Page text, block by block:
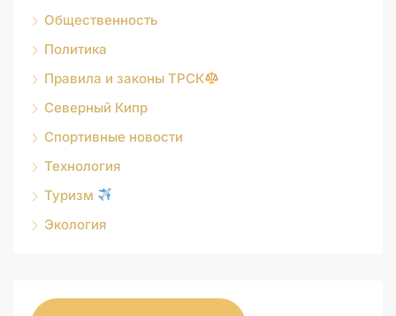
Общественность
Политика
Правила и законы ТРСК
Северный Кипр
Спортивные новости
Технология
Туризм
Экология